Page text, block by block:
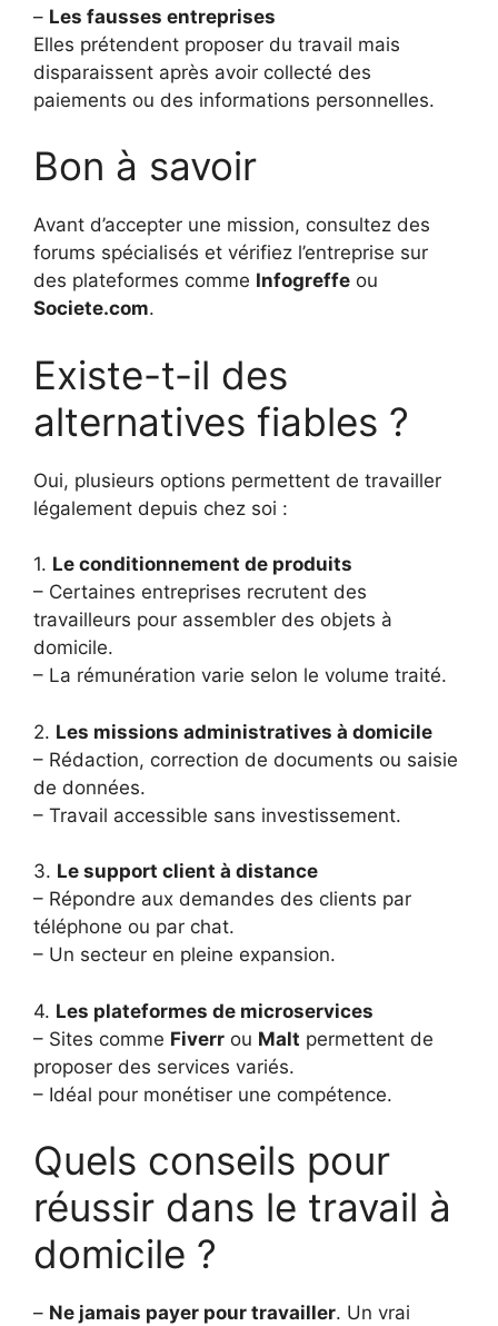
– Les fausses entreprises
Elles prétendent proposer du travail mais
disparaissent après avoir collecté des
paiements ou des informations personnelles.
Bon à savoir
Avant d’accepter une mission, consultez des
forums spécialisés et vérifiez l’entreprise sur
des plateformes comme Infogreffe ou
Societe.com.
Existe-t-il des
alternatives fiables ?
Oui, plusieurs options permettent de travailler
légalement depuis chez soi :
1. Le conditionnement de produits
– Certaines entreprises recrutent des
travailleurs pour assembler des objets à
domicile.
– La rémunération varie selon le volume traité.
2. Les missions administratives à domicile
– Rédaction, correction de documents ou saisie
de données.
– Travail accessible sans investissement.
3. Le support client à distance
– Répondre aux demandes des clients par
téléphone ou par chat.
– Un secteur en pleine expansion.
4. Les plateformes de microservices
– Sites comme Fiverr ou Malt permettent de
proposer des services variés.
– Idéal pour monétiser une compétence.
Quels conseils pour
réussir dans le travail à
domicile ?
– Ne jamais payer pour travailler. Un vrai